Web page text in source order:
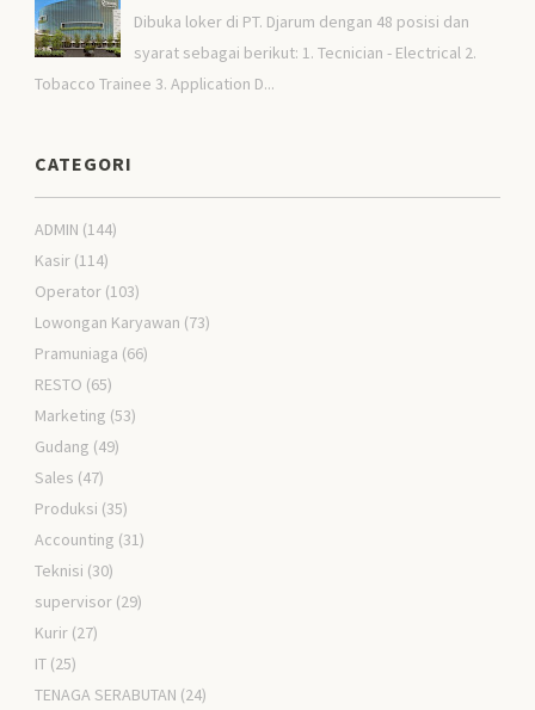
Dibuka loker di PT. Djarum dengan 48 posisi dan
syarat sebagai berikut: 1. Tecnician - Electrical 2.
Tobacco Trainee 3. Application D...
CATEGORI
ADMIN (144)
Kasir (114)
Operator (103)
Lowongan Karyawan (73)
Pramuniaga (66)
RESTO (65)
Marketing (53)
Gudang (49)
Sales (47)
Produksi (35)
Accounting (31)
Teknisi (30)
supervisor (29)
Kurir (27)
IT (25)
TENAGA SERABUTAN (24)